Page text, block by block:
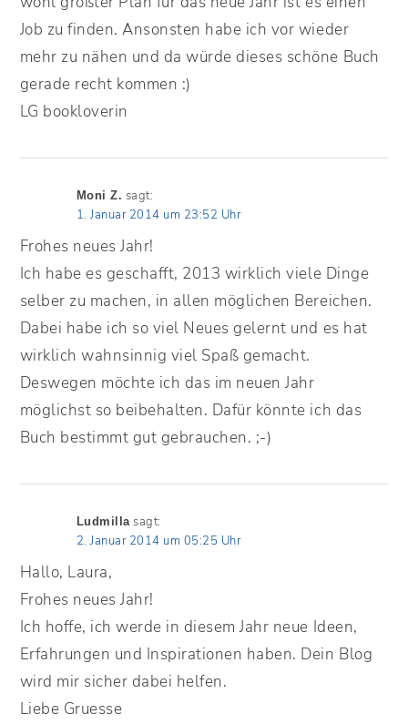
Job zu finden. Ansonsten habe ich vor wieder
mehr zu nähen und da würde dieses schöne Buch
gerade recht kommen :)
LG bookloverin
Moni Z. sagt:
1. Januar 2014 um 23:52 Uhr
Frohes neues Jahr!
Ich habe es geschafft, 2013 wirklich viele Dinge
selber zu machen, in allen möglichen Bereichen.
Dabei habe ich so viel Neues gelernt und es hat
wirklich wahnsinnig viel Spaß gemacht.
Deswegen möchte ich das im neuen Jahr
möglichst so beibehalten. Dafür könnte ich das
Buch bestimmt gut gebrauchen. ;-)
Ludmilla sagt:
2. Januar 2014 um 05:25 Uhr
Hallo, Laura,
Frohes neues Jahr!
Ich hoffe, ich werde in diesem Jahr neue Ideen,
Erfahrungen und Inspirationen haben. Dein Blog
wird mir sicher dabei helfen.
Liebe Gruesse